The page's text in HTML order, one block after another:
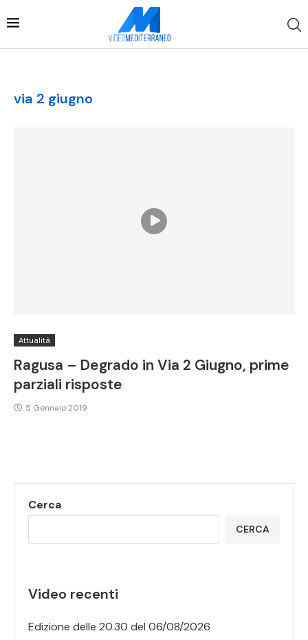
via 2 giugno
Attualità
Ragusa – Degrado in Via 2 Giugno, prime
parziali risposte
5 Gennaio 2019
Cerca
CERCA
Video recenti
Edizione delle 20.30 del 06/08/2026